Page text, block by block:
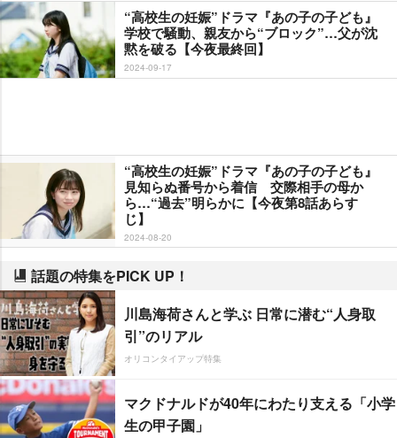
“高校生の妊娠”ドラマ『あの子の子ども』
学校で騒動、親友から“ブロック”…父が沈
黙を破る【今夜最終回】
2024-09-17
“高校生の妊娠”ドラマ『あの子の子ども』
見知らぬ番号から着信 交際相手の母か
ら…“過去”明らかに【今夜第8話あらす
じ】
2024-08-20
話題の特集をPICK UP！
川島海荷さんと学ぶ 日常に潜む“人身取
引”のリアル
オリコンタイアップ特集
マクドナルドが40年にわたり支える「小学
生の甲子園」